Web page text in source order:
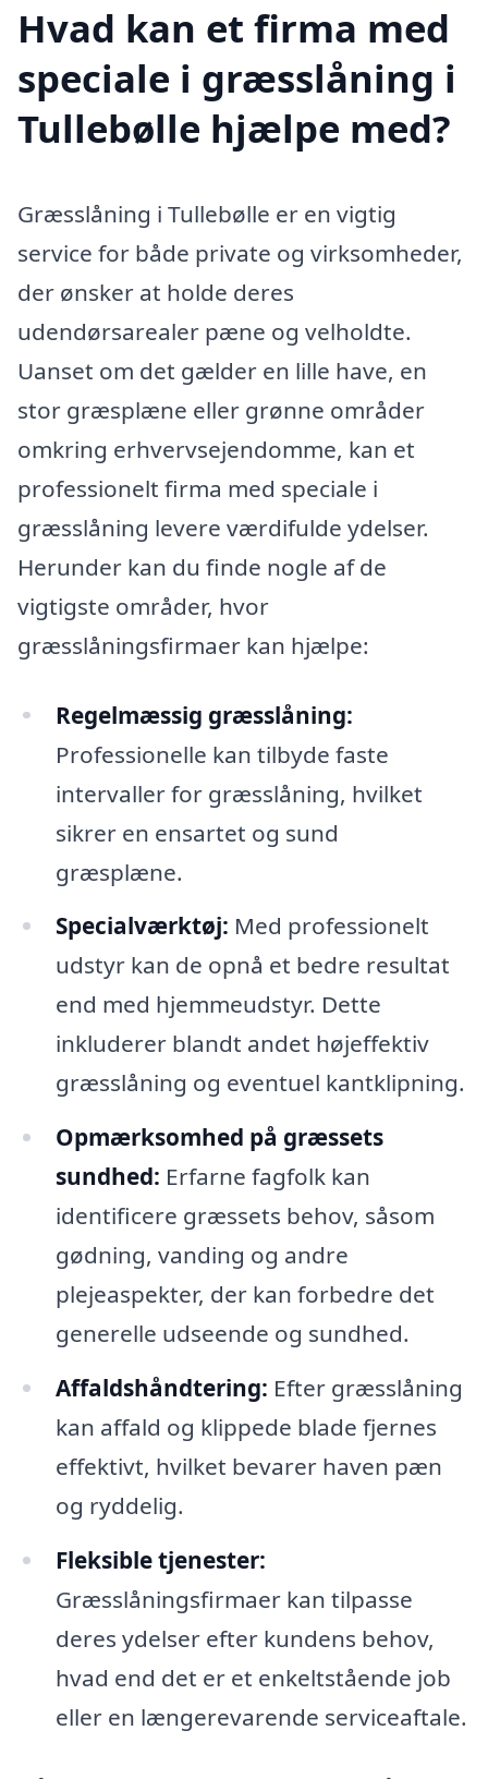
Hvad kan et firma med
speciale i græsslåning i
Tullebølle hjælpe med?
Græsslåning i Tullebølle er en vigtig
service for både private og virksomheder,
der ønsker at holde deres
udendørsarealer pæne og velholdte.
Uanset om det gælder en lille have, en
stor græsplæne eller grønne områder
omkring erhvervsejendomme, kan et
professionelt firma med speciale i
græsslåning levere værdifulde ydelser.
Herunder kan du finde nogle af de
vigtigste områder, hvor
græsslåningsfirmaer kan hjælpe:
Regelmæssig græsslåning:
Professionelle kan tilbyde faste
intervaller for græsslåning, hvilket
sikrer en ensartet og sund
græsplæne.
Specialværktøj: Med professionelt
udstyr kan de opnå et bedre resultat
end med hjemmeudstyr. Dette
inkluderer blandt andet højeffektiv
græsslåning og eventuel kantklipning.
Opmærksomhed på græssets
sundhed: Erfarne fagfolk kan
identificere græssets behov, såsom
gødning, vanding og andre
plejeaspekter, der kan forbedre det
generelle udseende og sundhed.
Affaldshåndtering: Efter græsslåning
kan affald og klippede blade fjernes
effektivt, hvilket bevarer haven pæn
og ryddelig.
Fleksible tjenester:
Græsslåningsfirmaer kan tilpasse
deres ydelser efter kundens behov,
hvad end det er et enkeltstående job
eller en længerevarende serviceaftale.